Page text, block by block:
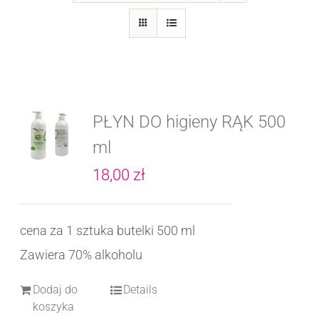
PŁYN DO higieny RĄK 500
ml
18,00 zł
cena za 1 sztuka butelki 500 ml
Zawiera 70% alkoholu
Dodaj do
koszyka
Details